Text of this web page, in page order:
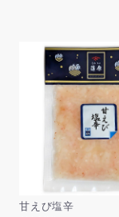
甘えび塩辛